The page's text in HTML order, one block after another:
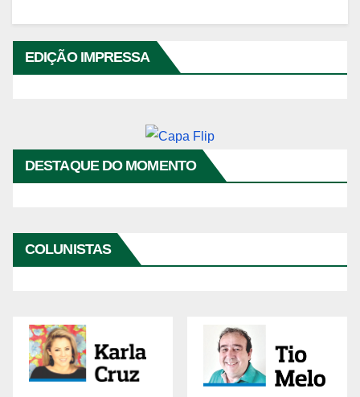
EDIÇÃO IMPRESSA
DESTAQUE DO MOMENTO
de
vídeo
COLUNISTAS